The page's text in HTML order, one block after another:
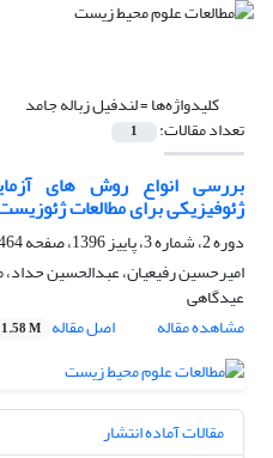
کلیدواژه‌ها =لندفیل زباله جامد
تعداد مقالات: 1
بررسی انواع روش های
ژئوفیزیکی برای مطالعات
دوره 2، شماره 3، پاییز 1396، صفحه
475
امیرحسین رفیعیان، عبدالحسین
عیدگاهی
مشاهده مقاله
اصل مقاله 1.58 M
مقالات آماده انتشار